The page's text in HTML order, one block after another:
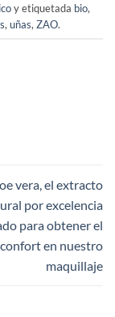
y etiquetada bio,
, uñas, ZAO.
vera, el extracto
por excelencia
para obtener el
en nuestro
maquillaje